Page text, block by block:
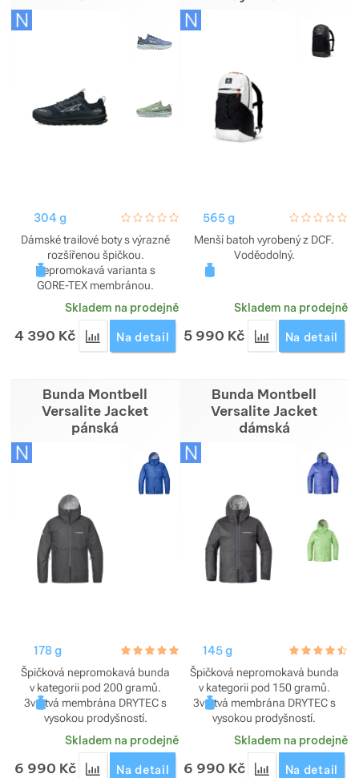
304 g hodnoceni_zakazniku
0 / 5
Dámské trailové boty s výrazně
rozšířenou špičkou.
Nepromokavá varianta s
GORE-TEX membránou.
Skladem na prodejně
4 390 Kč Přidat 'Trailové boty Altra Lone Peak 9+ GTX
Na detail
565 g
0 / 5
Menší batoh vyrobený z DCF.
Voděodolný.
Skladem na prodejně
5 990 Kč Přidat 'Batoh
Na detail
Bunda Montbell
Versalite Jacket
pánská
178 g hodnoceni_zakazniku
5.0 / 5
Špičková nepromokavá bunda
v kategorii pod 200 gramů.
3vrstvá membrána DRYTEC s
vysokou prodyšností.
Skladem na prodejně
6 990 Kč Přidat 'Bunda Montbell Versalite Jacket pánská'
Na detail
Bunda Montbell
Versalite Jacket
dámská
145 g
4.5 / 5
Špičková nepromokavá bunda
v kategorii pod 150 gramů.
3vrstvá membrána DRYTEC s
vysokou prodyšností.
Skladem na prodejně
6 990 Kč Přidat 'Bunda
Na detail